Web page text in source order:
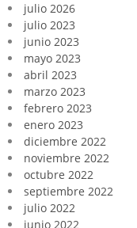
julio 2026
julio 2023
junio 2023
mayo 2023
abril 2023
marzo 2023
febrero 2023
enero 2023
diciembre 2022
noviembre 2022
octubre 2022
septiembre 2022
julio 2022
junio 2022